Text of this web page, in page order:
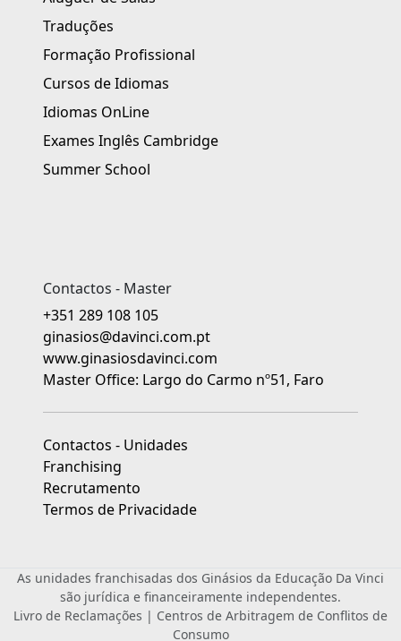
Traduções
Formação Profissional
Cursos de Idiomas
Idiomas OnLine
Exames Inglês Cambridge
Summer School
Contactos - Master
+351 289 108 105
ginasios@davinci.com.pt
www.ginasiosdavinci.com
Master Office: Largo do Carmo nº51, Faro
Contactos - Unidades
Franchising
Recrutamento
Termos de Privacidade
As unidades franchisadas dos Ginásios da Educação Da Vinci
são jurídica e financeiramente independentes.
Livro de Reclamações | Centros de Arbitragem de Conflitos de
Consumo